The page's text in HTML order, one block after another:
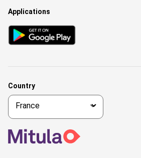
Applications
Country